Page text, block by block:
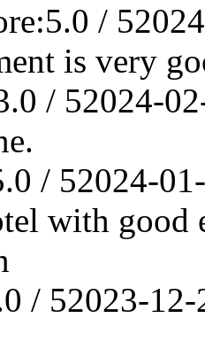
/ 5
is very
/ 52024-
/ 52024-
with good
/ 52023-12-